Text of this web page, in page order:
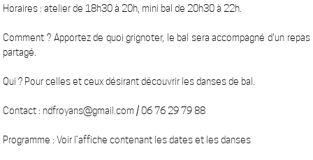
Horaires : atelier de 18h30 à 20h, mini bal de 20h30 à 22h.
Comment ? Apportez de quoi grignoter, le bal sera accompagné d'un repas
partagé.
Qui ? Pour celles et ceux désirant découvrir les danses de bal.
Contact : ndfroyans@gmail.com / 06 76 29 79 88
Programme : Voir l’affiche contenant les dates et les danses